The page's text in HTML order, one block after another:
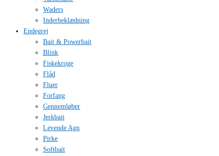
Waders
Inderbeklædning
Endegrej
Bait & Powerbait
Blink
Fiskekroge
Flåd
Fluer
Forfang
Gennemløber
Jerkbait
Levende Agn
Pirke
Softbait